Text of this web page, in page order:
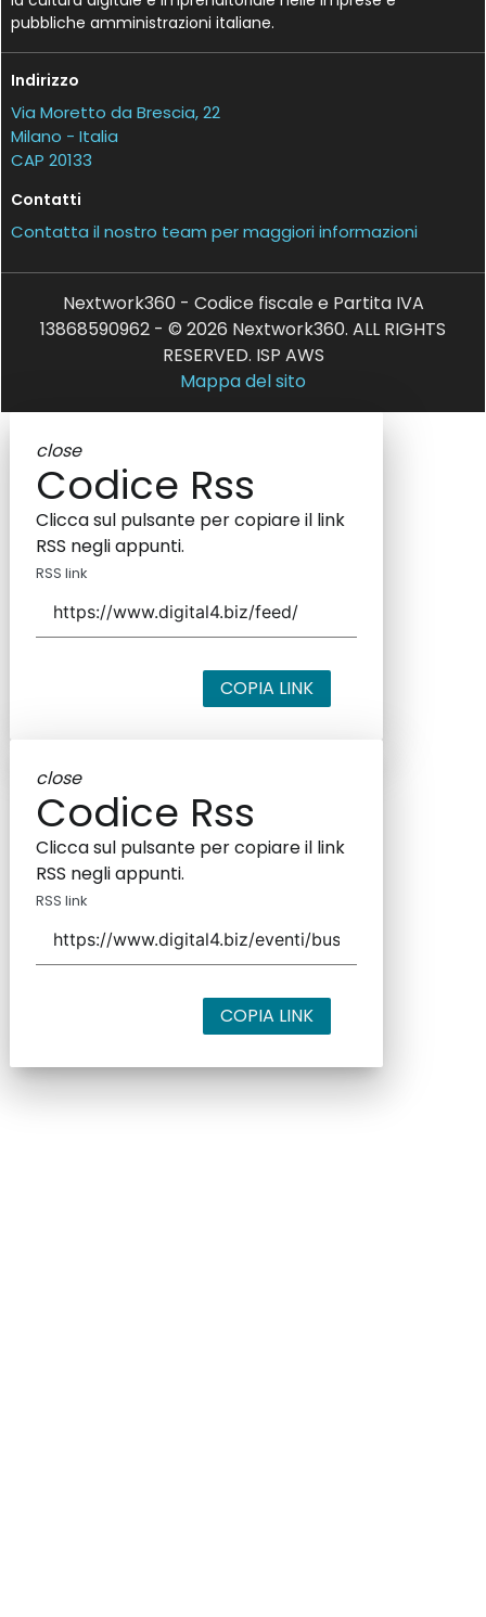
pubbliche amministrazioni italiane.
Indirizzo
Via Moretto da Brescia, 22
Milano - Italia
CAP 20133
Contatti
Contatta il nostro team per maggiori informazioni
Nextwork360 - Codice fiscale e Partita IVA
13868590962 - © 2026 Nextwork360. ALL RIGHTS
RESERVED. ISP AWS
Mappa del sito
close
Codice Rss
Clicca sul pulsante per copiare il link
RSS negli appunti.
RSS link
COPIA LINK
close
Codice Rss
Clicca sul pulsante per copiare il link
RSS negli appunti.
RSS link
COPIA LINK